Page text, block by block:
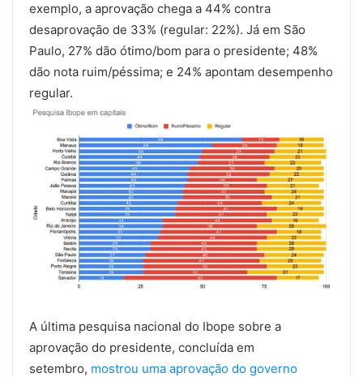
exemplo, a aprovação chega a 44% contra
desaprovação de 33% (regular: 22%). Já em São
Paulo, 27% dão ótimo/bom para o presidente; 48%
dão nota ruim/péssima; e 24% apontam desempenho
regular.
A última pesquisa nacional do Ibope sobre a
aprovação do presidente, concluída em
setembro, mostrou uma aprovação do governo